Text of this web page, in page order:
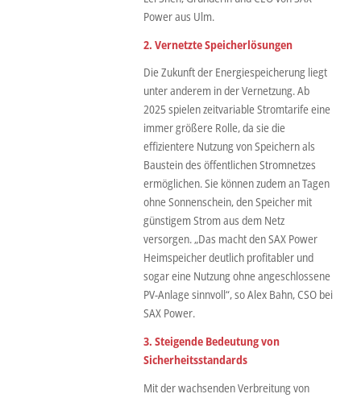
Power aus Ulm.
2. Vernetzte Speicherlösungen
Die Zukunft der Energiespeicherung liegt
unter anderem in der Vernetzung. Ab
2025 spielen zeitvariable Stromtarife eine
immer größere Rolle, da sie die
effizientere Nutzung von Speichern als
Baustein des öffentlichen Stromnetzes
ermöglichen. Sie können zudem an Tagen
ohne Sonnenschein, den Speicher mit
günstigem Strom aus dem Netz
versorgen. „Das macht den SAX Power
Heimspeicher deutlich profitabler und
sogar eine Nutzung ohne angeschlossene
PV-Anlage sinnvoll“, so Alex Bahn, CSO bei
SAX Power.
3. Steigende Bedeutung von
Sicherheitsstandards
Mit der wachsenden Verbreitung von